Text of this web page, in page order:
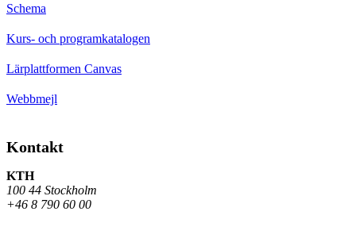
Schema
Kurs- och programkatalogen
Lärplattformen Canvas
Webbmejl
Kontakt
KTH
100 44 Stockholm
+46 8 790 60 00